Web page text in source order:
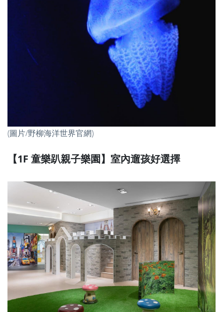
(圖片/野柳海洋世界官網)
【1F 童樂趴親子樂園】室內遛孩好選擇